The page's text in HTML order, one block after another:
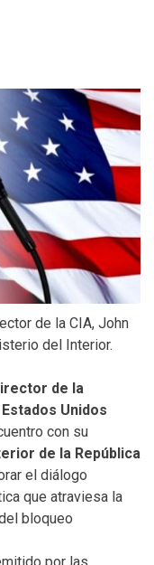
de la CIA, John
del Interior.
de la
Unidos
con su
de la República
el diálogo
que atraviesa la
bloqueo